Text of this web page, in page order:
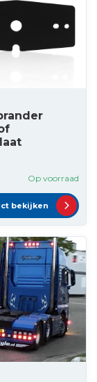
Op voorraad
bekijken